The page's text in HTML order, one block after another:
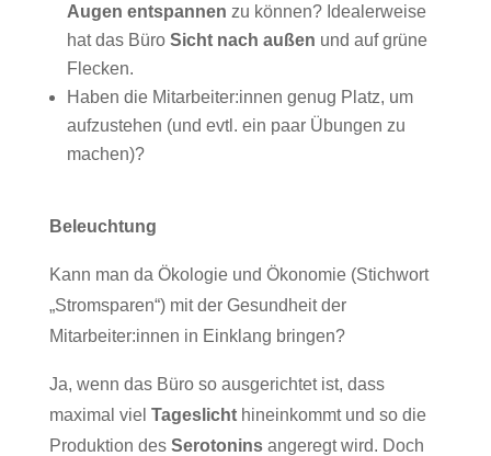
Augen entspannen zu können? Idealerweise
hat das Büro Sicht nach außen und auf grüne
Flecken.
Haben die Mitarbeiter:innen genug Platz, um
aufzustehen (und evtl. ein paar Übungen zu
machen)?
Beleuchtung
Kann man da Ökologie und Ökonomie (Stichwort
„Stromsparen“) mit der Gesundheit der
Mitarbeiter:innen in Einklang bringen?
Ja, wenn das Büro so ausgerichtet ist, dass
maximal viel Tageslichthineinkommt und so die
Produktion des Serotonins angeregt wird. Doch